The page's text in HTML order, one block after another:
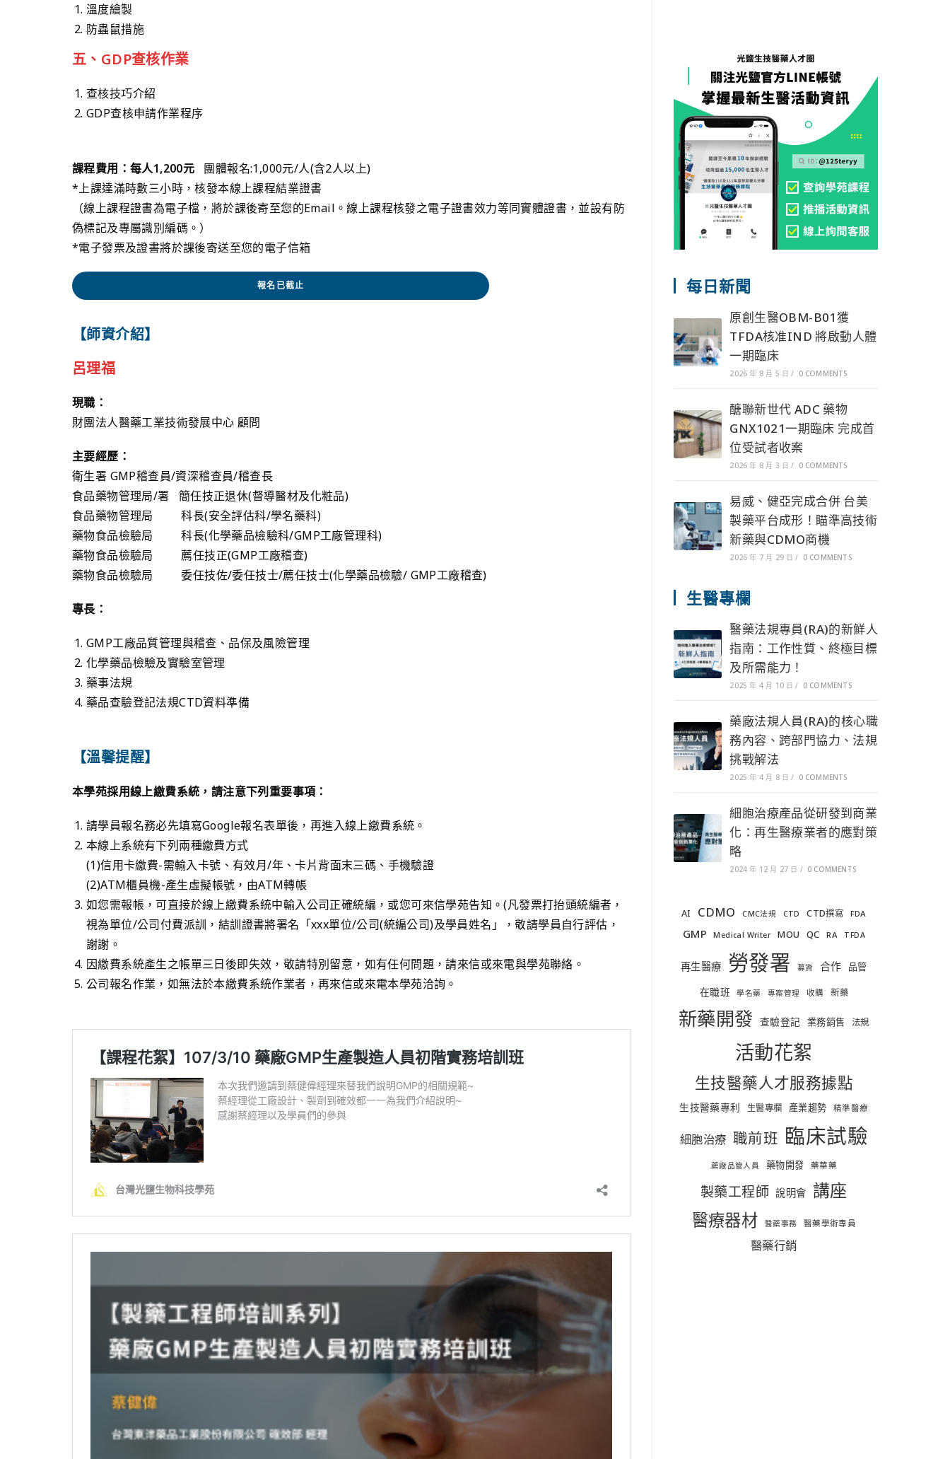
溫度繪製
防蟲鼠措施
五、GDP查核作業
查核技巧介紹
GDP查核申請作業程序
課程費用：每人1,200元 團體報名:1,000元/人(含2人以上)
*上課達滿時數三小時，核發本線上課程結業證書
（線上課程證書為電子檔，將於課後寄至您的Email。線上課程核發之電子證書效力等同實體證書，並設有防
偽標記及專屬識別編碼。）
*電子發票及證書將於課後寄送至您的電子信箱
報名已截止
【師資介紹】
呂理福
現職：
財團法人醫藥工業技術發展中心 顧問
主要經歷：
衛生署 GMP稽查員/資深稽查員/稽查長
食品藥物管理局/署 簡任技正退休(督導醫材及化粧品)
食品藥物管理局 科長(安全評估科/學名藥科)
藥物食品檢驗局 科長(化學藥品檢驗科/GMP工廠管理科)
藥物食品檢驗局 薦任技正(GMP工廠稽查)
藥物食品檢驗局 委任技佐/委任技士/薦任技士(化學藥品檢驗/ GMP工廠稽查)
專長：
GMP工廠品質管理與稽查、品保及風險管理
化學藥品檢驗及實驗室管理
藥事法規
藥品查驗登記法規CTD資料準備
【溫馨提醒】
本學苑採用線上繳費系統，請注意下列重要事項：
請學員報名務必先填寫Google報名表單後，再進入線上繳費系統。
本線上系統有下列兩種繳費方式
(1)信用卡繳費-需輸入卡號、有效月/年、卡片背面末三碼、手機驗證
(2)ATM櫃員機-產生虛擬帳號，由ATM轉帳
如您需報帳，可直接於線上繳費系統中輸入公司正確統編，或您可來信學苑告知。(凡發票打抬頭統編者，
視為單位/公司付費派訓，結訓證書將署名「xxx單位/公司(統編公司)及學員姓名」，敬請學員自行評估，
謝謝。
因繳費系統產生之帳單三日後即失效，敬請特別留意，如有任何問題，請來信或來電與學苑聯絡。
公司報名作業，如無法於本繳費系統作業者，再來信或來電本學苑洽詢。
每日新聞
原創生醫OBM-B01獲
TFDA核准IND 將啟動人體
一期臨床
2026 年 8 月 5 日 / 0 COMMENTS
醣聯新世代 ADC 藥物
GNX1021一期臨床 完成首
位受試者收案
2026 年 8 月 3 日 / 0 COMMENTS
易威、健亞完成合併 台美
製藥平台成形！瞄準高技術
新藥與CDMO商機
2026 年 7 月 29 日 / 0 COMMENTS
生醫專欄
醫藥法規專員(RA)的新鮮人
指南：工作性質、終極目標
及所需能力！
2025 年 4 月 10 日 / 0 COMMENTS
藥廠法規人員(RA)的核心職
務內容、跨部門協力、法規
挑戰解法
2025 年 4 月 8 日 / 0 COMMENTS
細胞治療產品從研發到商業
化：再生醫療業者的應對策
略
2024 年 12 月 27 日 / 0 COMMENTS
AI CDMO CMC法規 CTD CTD撰寫 FDA
GMP Medical Writer MOU QC RA TFDA
再生醫療 勞發署 募資 合作 品管
在職班 學名藥 專案管理 收購 新藥
新藥開發 查驗登記 業務銷售 法規
活動花絮
生技醫藥人才服務據點
生技醫藥專利 生醫專欄 產業趨勢 精準醫療
細胞治療 職前班 臨床試驗
藥廠品管人員 藥物開發 藥華藥
製藥工程師 說明會 講座
醫療器材 醫藥事務 醫藥學術專員
醫藥行銷